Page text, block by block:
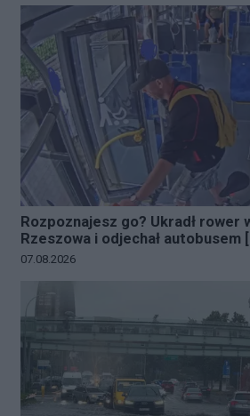
Rozpoznajesz go? Ukradł rower
Rzeszowa i odjechał autobusem
Data dodania galerii:
07.08.2026